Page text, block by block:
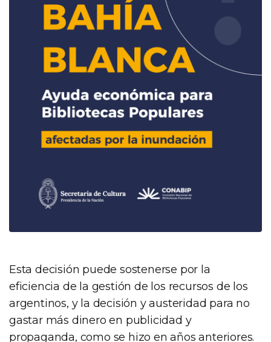
Esta decisión puede sostenerse por la
eficiencia de la gestión de los recursos de los
argentinos, y la decisión y austeridad para no
gastar más dinero en publicidad y
propaganda, como se hizo en años anteriores.